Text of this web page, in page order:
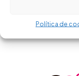
Política de